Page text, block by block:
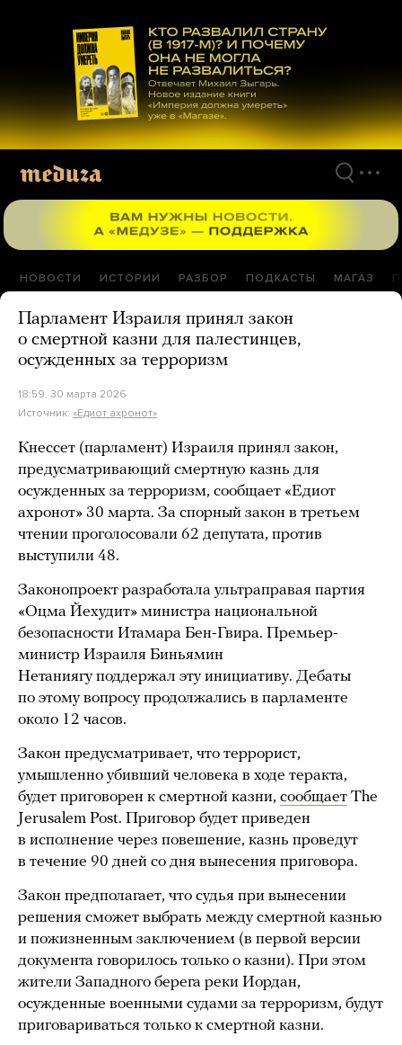
материалам
НОВОСТИ ИСТОРИИ РАЗБОР ПОДКАСТЫ МАГАЗ
Парламент Израиля принял закон
о смертной казни для палестинцев,
осужденных за терроризм
18:59, 30 марта 2026
Источник: «Едиот ахронот»
Кнессет (парламент) Израиля принял закон,
предусматривающий смертную казнь для
осужденных за терроризм, сообщает «Едиот
ахронот» 30 марта. За спорный закон в третьем
чтении проголосовали 62 депутата, против
выступили 48.
Законопроект разработала ультраправая партия
«Оцма Йехудит» министра национальной
безопасности Итамара Бен-Гвира. Премьер-
министр Израиля Биньямин
Нетаниягу поддержал эту инициативу. Дебаты
по этому вопросу продолжались в парламенте
около 12 часов.
Закон предусматривает, что террорист,
умышленно убивший человека в ходе теракта,
будет приговорен к смертной казни, сообщает The
Jerusalem Post. Приговор будет приведен
в исполнение через повешение, казнь проведут
в течение 90 дней со дня вынесения приговора.
Закон предполагает, что судья при вынесении
решения сможет выбрать между смертной казнью
и пожизненным заключением (в первой версии
документа говорилось только о казни). При этом
жители Западного берега реки Иордан,
осужденные военными судами за терроризм, будут
приговариваться только к смертной казни.